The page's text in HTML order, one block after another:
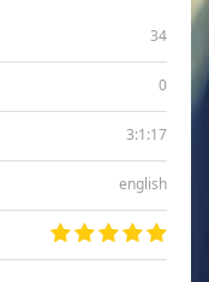
34
0
3:1:17
english